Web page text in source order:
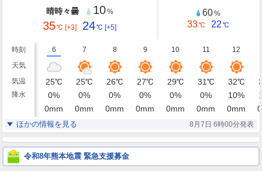
晴時々曇 10%
35℃ [+3] 24℃ [+5]
60%
33℃ 22 ℃
時刻 6 7 8 9 10 11
12
天気
気温
25℃ 25℃ 26℃ 27℃ 29℃ 31℃ 32℃
降水 0% 0% 0% 0% 0% 0% 10%
0mm 0mm 0mm 0mm 0mm 0mm 0mm 0
湿度 93 % 68% 62%
風
南南西
1m/s
南
2m/s
南南東
2m/s
南南東
3m/s
南南東
3m/s
南南東
3m/s
南
4m/s
ほかの情報を見る 8月7日 6時00分発表
令和8年熊本地震 緊急支援募金